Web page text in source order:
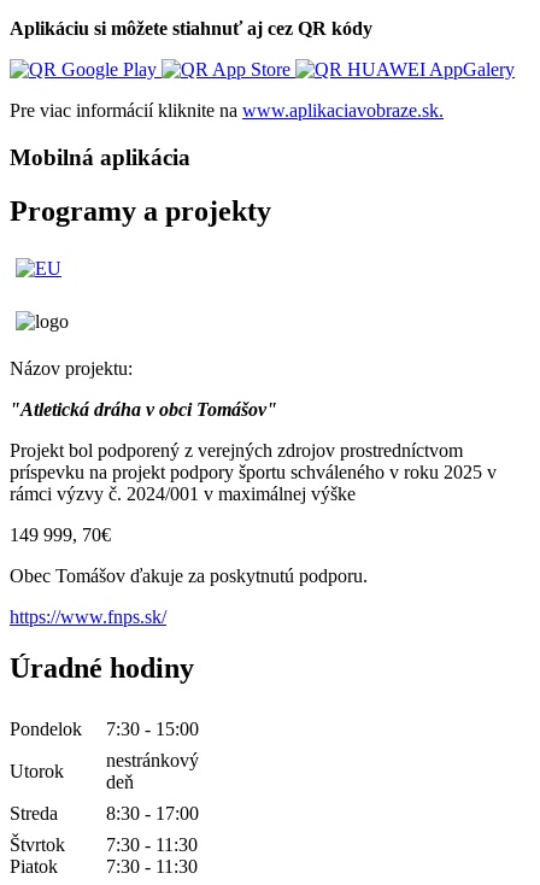
Aplikáciu si môžete stiahnuť aj cez QR kódy
Pre viac informácií kliknite na www.aplikaciavobraze.sk.
Mobilná aplikácia
Programy a projekty
Názov projektu:
"Atletická dráha v obci Tomášov"
Projekt bol podporený z verejných zdrojov prostredníctvom
príspevku na projekt podpory športu schváleného v roku 2025 v
rámci výzvy č. 2024/001 v maximálnej výške
149 999, 70€
Obec Tomášov ďakuje za poskytnutú podporu.
https://www.fnps.sk/
Úradné hodiny
Pondelok 7:30 - 15:00
Utorok
nestránkový
deň
Streda
8:30 - 17:00
Štvrtok
7:30 - 11:30
Piatok
7:30 - 11:30